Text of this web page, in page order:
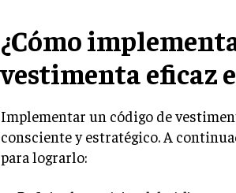
¿Cómo
vestimenta eficaz
Implementar un código de
consciente y estratégico. A
para lograrlo: